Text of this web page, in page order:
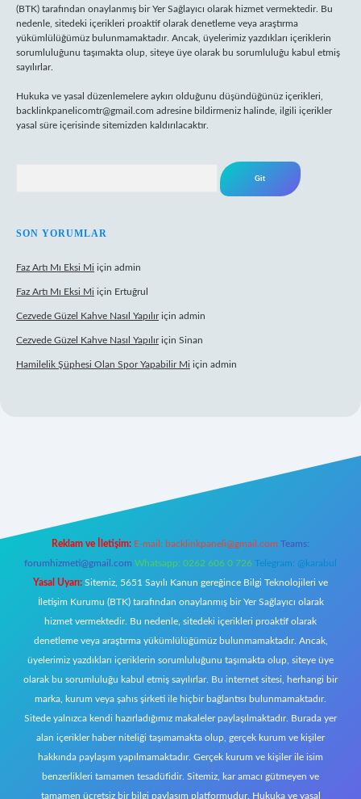
(BTK) tarafından onaylanmış bir Yer Sağlayıcı olarak hizmet vermektedir. Bu
nedenle, sitedeki içerikleri proaktif olarak denetleme veya araştırma
yükümlülüğümüz bulunmamaktadır. Ancak, üyelerimiz yazdıkları içeriklerin
sorumluluğunu taşımakta olup, siteye üye olarak bu sorumluluğu kabul etmiş
sayılırlar.
Hukuka ve yasal düzenlemelere aykırı olduğunu düşündüğünüz içerikleri,
backlinkpanelicomtr@gmail.com adresine bildirmeniz halinde, ilgili içerikler
yasal süre içerisinde sitemizden kaldırılacaktır.
SON YORUMLAR
Faz Artı Mı Eksi Mi için admin
Faz Artı Mı Eksi Mi için Ertuğrul
Cezvede Güzel Kahve Nasıl Yapılıriçin admin
Cezvede Güzel Kahve Nasıl Yapılıriçin Sinan
Hamilelik Şüphesi Olan Spor Yapabilir Mi için admin
Reklam ve İletişim: E-mail: backlinkpaneli@gmail.com Teams:
forumhizmeti@gmail.com Whatsapp: 0262 606 0 726 Telegram: @karabul
Yasal Uyarı: Sitemiz, 5651 Sayılı Kanun gereğince Bilgi Teknolojileri ve
İletişim Kurumu (BTK) tarafından onaylanmış bir Yer Sağlayıcı olarak
hizmet vermektedir. Bu nedenle, sitedeki içerikleri proaktif olarak
denetleme veya araştırma yükümlülüğümüz bulunmamaktadır. Ancak,
üyelerimiz yazdıkları içeriklerin sorumluluğunu taşımakta olup, siteye üye
olarak bu sorumluluğu kabul etmiş sayılırlar. Bu internet sitesi, herhangi bir
marka, kurum veya şahıs şirketi ile hiçbir bağlantısı bulunmamaktadır.
Sitede yalnızca kendi hazırladığımız makaleler paylaşılmaktadır. Burada yer
alan içerikler haber niteliği taşımamakta olup, gerçek kurum ve kişiler
hakkında paylaşım yapılmamaktadır. Gerçek kurum ve kişiler ile isim
benzerlikleri tamamen tesadüfidir. Sitemiz, kar amacı gütmeyen ve
tamamen ücretsiz bir bilgi paylaşım platformudur. Hukuka ve yasal